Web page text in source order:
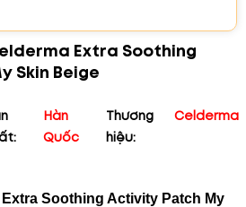
Extra Soothing
Skin Beige
Hàn
Quốc
Thương
hiệu:
Celderma
Soothing Activity Patch My